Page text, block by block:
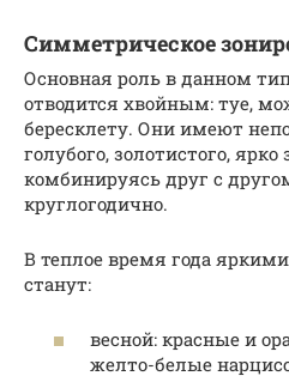
Симметрическое
Основная роль в данном
отводится хвойным: туе,
бересклету. Они имеют
голубого, золотистого, ярко
комбинируясь друг с
круглогодично.
В теплое время года
станут:
весной: красные и
желто-белые